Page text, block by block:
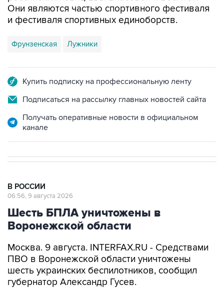
Они являются частью спортивного фестиваля
и фестиваля спортивных единоборств.
Фрунзенская Лужники
Купить подписку на профессиональную ленту
Подписаться на рассылку главных новостей сайта
Получать оперативные новости в официальном
канале
В РОССИИ
06:56, 9 августа 2026
Шесть БПЛА уничтожены в
Воронежской области
Москва. 9 августа. INTERFAX.RU - Средствами
ПВО в Воронежской области уничтожены
шесть украинских беспилотников, сообщил
губернатор Александр Гусев.